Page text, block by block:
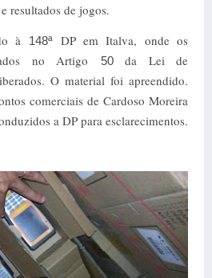
resultados de jogos.
à
148ªDP em Italva, onde os
no Artigo
50da Lei de
O material foi apreendido.
comerciais de Cardoso Moreira
a DP para esclarecimentos.